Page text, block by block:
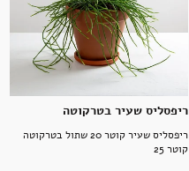
ריפסליס שעיר בטרקוטה
ריפסליס שעיר קוטר 20 שתול בטרקוטה
קוטר 25